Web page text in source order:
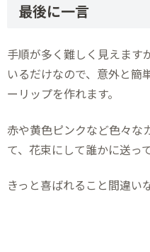
最後に一言
手順が多く難しく見えます
いるだけなので、意外と簡
ーリップを作れます。
赤や黄色ピンクなど色々な
て、花束にして誰かに送っ
きっと喜ばれること間違い